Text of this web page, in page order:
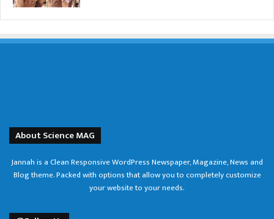
About Science MAG
Jannah is a Clean Responsive WordPress Newspaper, Magazine, News and
Blog theme. Packed with options that allow you to completely customize
your website to your needs.